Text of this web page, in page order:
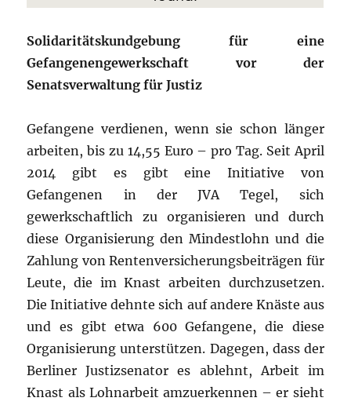
Solidaritätskundgebung für eine
Gefangenengewerkschaft vor der
Senatsverwaltung für Justiz
Gefangene verdienen, wenn sie schon länger
arbeiten, bis zu 14,55 Euro – pro Tag. Seit April
2014 gibt es gibt eine Initiative von
Gefangenen in der JVA Tegel, sich
gewerkschaftlich zu organisieren und durch
diese Organisierung den Mindestlohn und die
Zahlung von Rentenversicherungsbeiträgen für
Leute, die im Knast arbeiten durchzusetzen.
Die Initiative dehnte sich auf andere Knäste aus
und es gibt etwa 600 Gefangene, die diese
Organisierung unterstützen. Dagegen, dass der
Berliner Justizsenator es ablehnt, Arbeit im
Knast als Lohnarbeit amzuerkennen – er sieht